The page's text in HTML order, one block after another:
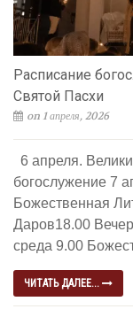
Расписание
Святой Пасхи
on 1 апреля, 2026
6 апреля.
богослужение 7
Божественная
Даров18.00
среда 9.00
ЧИТАТЬ ДАЛЕЕ...